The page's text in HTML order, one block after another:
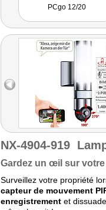
PCgo 12/20
NX-4904-919
Gardez un œil sur
Surveillez votre propriété
capteur de mouvement
enregistrement et